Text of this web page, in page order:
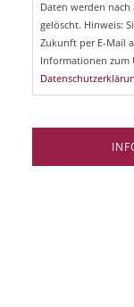
Daten werden nach
gelöscht. Hinweis:
Zukunft per E-Mail
Informationen zum